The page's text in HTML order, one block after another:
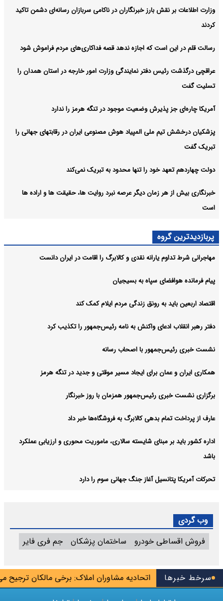
سرخط خبرها اتحادیه مشاوران املاک: برخی مالکان ترجیح
وزارت اطلاعات بر نقش بارز خبرنگاران در ناکامی سربازان رسانه‌ای دشمن تاکید
کردند
رسالت قلم در این است که اجازه ندهد قصه‌ فداکاری‌های مردم فراموش شود
عراقچی درگذشت رئیس دفتر نمایندگی وزارت امور خارجه در استان همدان را
تسلیت گفت
آمریکا چاره‌ای جز پذیرش وضعیت موجود در تنگه هرمز را ندارد
پزشکیان درخشش تیم ملی المپیاد هوش مصنوعی ایران در رقابتهای جهانی را
تبریک گفت
دولت چهاردهم تعهد خود را تنها محدود به تبریک نمی‌کند
خبرنگاری بیش از هر زمان دیگر عرصه نبرد روایت ها، حقیقت ها و اراده ها
است
پربازدیدترین گروه
مهاجرانی شرط تداوم یارانه نقدی و کالابرگ را اقامت در ایران دانست
پیام فرمانده هوافضای سپاه به بسیجیان
اقتصاد اربعین باید به رونق زندگی مردم ایلام کمک کند
دفتر رهبر انقلاب ادعای واکنش به نامه رئیس‌جمهور را تکذیب کرد
نشست خبری رئیس‌جمهور با اصحاب رسانه
همکاری ایران و عمان برای ایجاد مسیر موقتی و جدید در تنگه هرمز
برگزاری نشست خبری رئیس‌جمهور همزمان با روز خبرنگار
عارف از پرداخت تمام بدهی کالابرگ به فروشگاه‌ها خبر داد
اداره کشور باید بر مبنای شایسته سالاری، ماموریت محوری و ارزیابی عملکرد
باشد
تحرکات آمریکا پتانسیل آغاز جنگ جهانی سوم را دارد
وب گردی
فروش اقساطی خودرو
ساختمان پزشکان جم فری فایر